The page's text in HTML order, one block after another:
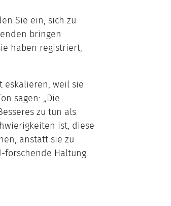
Sie ein, sich zu
bringen
haben registriert,
eskalieren, weil sie
sagen: „Die
zu tun als
ist, diese
anstatt sie zu
forschende Haltung